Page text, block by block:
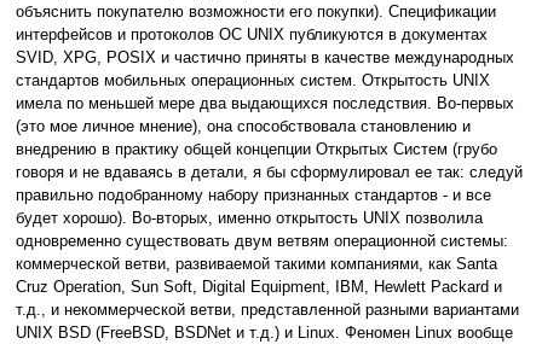
объяснить покупателю возможности его покупки). Спецификации
интерфейсов и протоколов ОС UNIX публикуются в документах
SVID, XPG, POSIX и частично приняты в качестве международных
стандартов мобильных операционных систем. Открытость UNIX
имела по меньшей мере два выдающихся последствия. Во-первых
(это мое личное мнение), она способствовала становлению и
внедрению в практику общей концепции Открытых Систем (грубо
говоря и не вдаваясь в детали, я бы сформулировал ее так: следуй
правильно подобранному набору признанных стандартов - и все
будет хорошо). Во-вторых, именно открытость UNIX позволила
одновременно существовать двум ветвям операционной системы:
коммерческой ветви, развиваемой такими компаниями, как Santa
Cruz Operation, Sun Soft, Digital Equipment, IBM, Hewlett Packard и
т.д., и некоммерческой ветви, представленной разными вариантами
UNIX BSD (FreeBSD, BSDNet и т.д.) и Linux. Феномен Linux вообще